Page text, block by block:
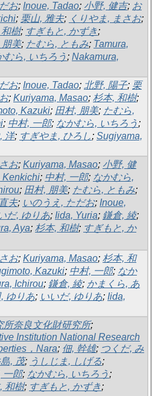
お; Inoue, Tadao; 小野, 健吉; お
; 栗山, 雅夫; くりやま, まさお;
樹; すぎもと, かずき;
朋美; たむら, ともみ; Tamura,
むら, いちろう ; Nakamura,
お; Inoue, Tadao; 北野, 陽子; 栗
; Kuriyama, Masao; 杉本, 和樹;
Kazuki; 田村, 朋美; たむら,
; 中村, 一郎; なかむら, いちろう ;
洋; すぎやま, ひろし; Sugiyama,
お; Kuriyama, Masao; 小野, 健
Kenkichi; 中村, 一郎; なかむら,
; 田村, 朋美; たむら, ともみ;
夫; いのうえ, ただお; Inoue,
だ, ゆりあ; Iida, Yuria; 鎌倉, 綾;
Aya; 杉本, 和樹; すぎもと, か
お; Kuriyama, Masao; 杉本, 和
Kazuki; 中村, 一郎; なか
Ichirou; 鎌倉, 綾; かまくら, あ
ゆりあ; いいだ, ゆりあ; Iida,
所奈良文化財研究所;
Institution National Research
，Nara; 佃, 幹雄; つくだ, み
, 茂; うしじま, しげる;
一郎; なかむら, いちろう ;
和樹; すぎもと, かずき;